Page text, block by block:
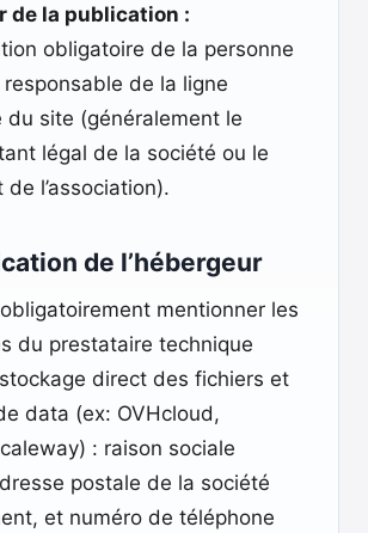
de la publication :
obligatoire de la personne
responsable de la ligne
du site (généralement le
légal de la société ou le
l’association).
de l’hébergeur
mentionner les
du prestataire technique
direct des fichiers et
data (ex: OVHcloud,
: raison sociale
postale de la société
et numéro de téléphone